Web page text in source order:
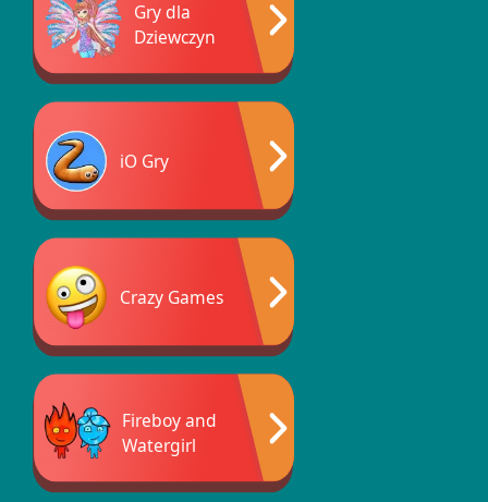
Gry dla
Dziewczyn
iO Gry
Crazy Games
Fireboy and
Watergirl